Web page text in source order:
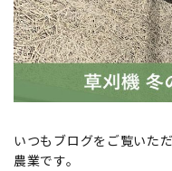
いつもブログをご覧いた
農業です。